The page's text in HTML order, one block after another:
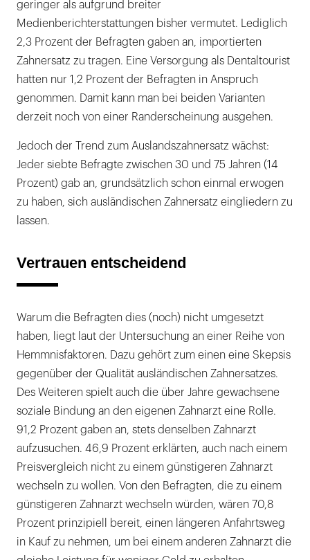
geringer als aufgrund breiter
Medienberichterstattungen bisher vermutet. Lediglich
2,3 Prozent der Befragten gaben an, importierten
Zahnersatz zu tragen. Eine Versorgung als Dentaltourist
hatten nur 1,2 Prozent der Befragten in Anspruch
genommen. Damit kann man bei beiden Varianten
derzeit noch von einer Randerscheinung ausgehen.
Jedoch der Trend zum Auslandszahnersatz wächst:
Jeder siebte Befragte zwischen 30 und 75 Jahren (14
Prozent) gab an, grundsätzlich schon einmal erwogen
zu haben, sich ausländischen Zahnersatz eingliedern zu
lassen.
Vertrauen entscheidend
Warum die Befragten dies (noch) nicht umgesetzt
haben, liegt laut der Untersuchung an einer Reihe von
Hemmnisfaktoren. Dazu gehört zum einen eine Skepsis
gegenüber der Qualität ausländischen Zahnersatzes.
Des Weiteren spielt auch die über Jahre gewachsene
soziale Bindung an den eigenen Zahnarzt eine Rolle.
91,2 Prozent gaben an, stets denselben Zahnarzt
aufzusuchen. 46,9 Prozent erklärten, auch nach einem
Preisvergleich nicht zu einem günstigeren Zahnarzt
wechseln zu wollen. Von den Befragten, die zu einem
günstigeren Zahnarzt wechseln würden, wären 70,8
Prozent prinzipiell bereit, einen längeren Anfahrtsweg
in Kauf zu nehmen, um bei einem anderen Zahnarzt die